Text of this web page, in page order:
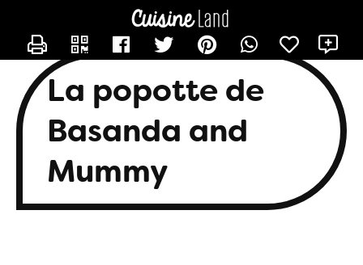
La popotte de
Basanda and
Mummy
CONTACTER BASANDA